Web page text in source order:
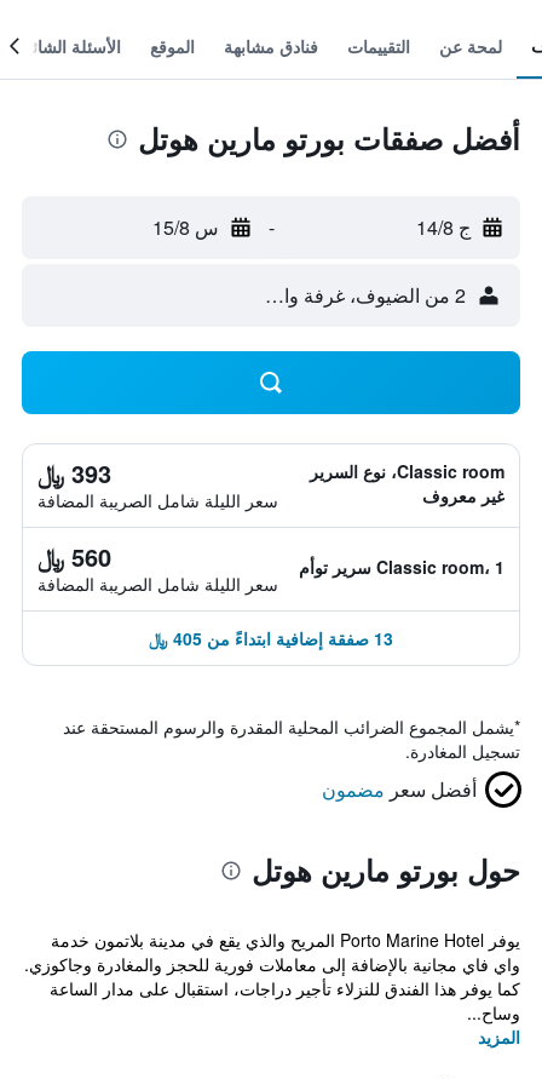
لمحة عن التقييمات فنادق مشابهة الموقع الأسئلة الشائعة
أفضل صفقات بورتو مارين هوتل
ج 14/8 - س 15/8
2 من الضيوف، غرفة واحدة
Classic room، نوع السرير
غير معروف
393 ﷼
سعر الليلة شامل الصريبة المضافة
Classic room، 1 سرير توأم 560 ﷼
سعر الليلة شامل الصريبة المضافة
13 صفقة إضافية ابتداءً من 405 ﷼
*يشمل المجموع الضرائب المحلية المقدرة والرسوم المستحقة عند
تسجيل المغادرة.
أفضل سعر مضمون
حول بورتو مارين هوتل
يوفر Porto Marine Hotel المريح والذي يقع في مدينة بلاتمون خدمة
واي فاي مجانية بالإضافة إلى معاملات فورية للحجز والمغادرة وجاكوزي.
كما يوفر هذا الفندق للنزلاء تأجير دراجات، استقبال على مدار الساعة
وساح...
المزيد